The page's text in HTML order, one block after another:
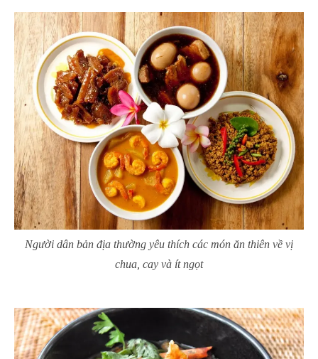
Người dân bản địa thường yêu thích các món ăn thiên về vị
chua, cay và ít ngọt